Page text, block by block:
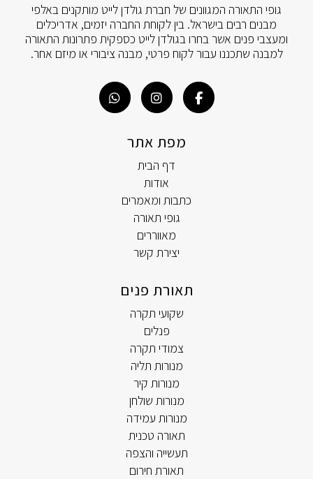
גופי התאורה המגוונים של חברת גולדן לייט מותקנים באלפי
מבנים רבים בישראל. בין לקוחת החברה יזמים, אדריכלים
ומעצבי פנים אשר בחרו בגולדן לייט כספקית פתרונות התאורה
למבנה שתכננו עבור לקוח פרטי, מבנה ציבורי או מיזם אחר.
מפת אתר
דף הבית
אודות
כתבות ומאמרים
גופי תאורה
מאווררים
יצירת קשר
תאורת פנים
שקועי תקרה
פנלים
צמודי תקרה
מנורות תליה
מנורות קיר
מנורות שולחן
מנורות עמידה
תאורה טכנית
תעשייה והצפה
תאורת חירום